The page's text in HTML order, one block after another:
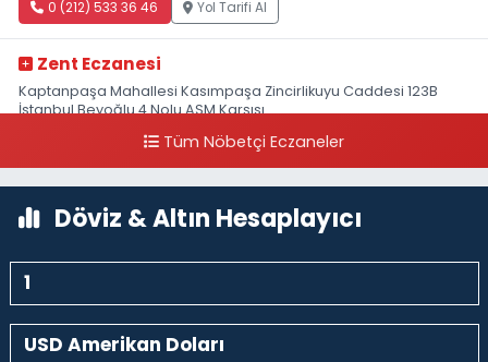
0 (212) 533 36 46 Yol Tarifi Al
Zent Eczanesi
Kaptanpaşa Mahallesi Kasımpaşa Zincirlikuyu Caddesi 123B
İstanbul Beyoğlu 4 Nolu ASM Karşısı
0 (212) 297 96 92 Yol Tarifi Al
Tüm Nöbetçi Eczaneler
Döviz & Altın Hesaplayıcı